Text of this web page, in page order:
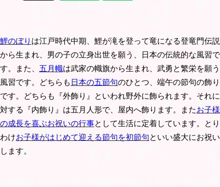
鯉のぼり は江戸時代中期、鯉が滝を登って竜になる登竜門伝説
から生まれ、男の子の立身出世を願う、日本の伝統的な風習で
す。また、 五月幟は武家の幟旗から生まれ、武勇と繁栄を願う
風習です。どちらも 日本の五節句のひとつ、端午の節句の飾り
です。どちらも『外飾り』といわれ野外に飾られます。それに
対する『内飾り』は五月人形で、屋内へ飾ります。またお子様
の成長を喜ぶお祝いの行事として生活に定着しています。とり
わけお子様がはじめて迎える節句を初節句といい盛大にお祝い
します。